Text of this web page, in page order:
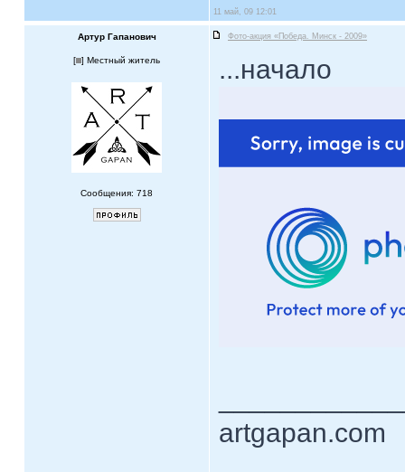
11 май, 09 12:01
Артур Гапанович Фото-акция «Победа. Минск - 2009»
[ ] Местный житель
Сообщения: 718
...начало
artgapan.com